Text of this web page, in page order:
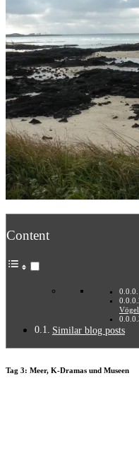
Content
Vögel
Similar blog posts
Tag 3: Meer, K-Dramas und Museen